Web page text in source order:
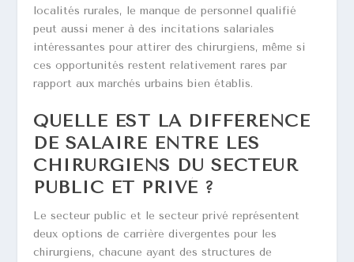
localités rurales, le manque de personnel qualifié
peut aussi mener à des incitations salariales
intéressantes pour attirer des chirurgiens, même si
ces opportunités restent relativement rares par
rapport aux marchés urbains bien établis.
QUELLE EST LA DIFFÉRENCE
DE SALAIRE ENTRE LES
CHIRURGIENS DU SECTEUR
PUBLIC ET PRIVÉ ?
Le secteur public et le secteur privé représentent
deux options de carrière divergentes pour les
chirurgiens, chacune ayant des structures de